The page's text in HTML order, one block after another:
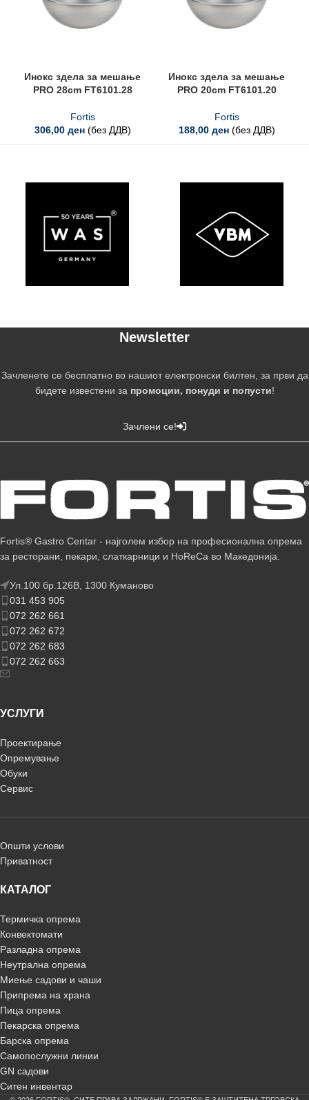
Инокс здела за мешање
PRO 28cm FT6101.28
Fortis
306,00 ден (без ДДВ)
Инокс здела за мешање
PRO 20cm FT6101.20
Fortis
188,00 ден (без ДДВ)
Newsletter
Зачленете се бесплатно во нашиот електронски билтен, за први да
бидете известени за промоции, понуди и попусти!
Зачлени се!
Fortis® Gastro Centar - најголем избор на професионална опрема
за ресторани, пекари, слаткарници и HoReCa во Македонија.
Ул.100 бр.126В, 1300 Куманово
031 453 905
072 262 661
072 262 672
072 262 683
072 262 663
УСЛУГИ
Проектирање
Опремување
Обуки
Сервис
Општи услови
Приватност
КАТАЛОГ
Термичка опрема
Конвектомати
Разладна опрема
Неутрална опрема
Миење садови и чаши
Припрема на храна
Пица опрема
Пекарска опрема
Барска опрема
Самопослужни линии
GN садови
Ситен инвентар